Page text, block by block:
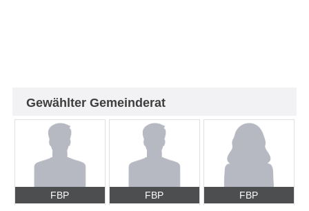
Gewählter Gemeinderat
FBP FBP FBP